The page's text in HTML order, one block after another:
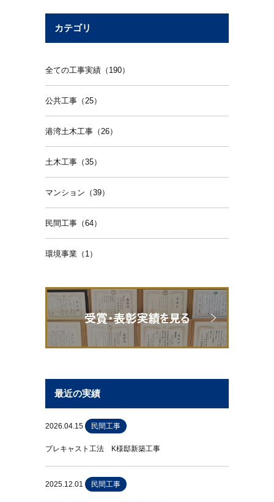
カテゴリ
全ての工事実績（190）
公共工事（25）
港湾土木工事（26）
土木工事（35）
マンション（39）
民間工事（64）
環境事業（1）
最近の実績
2026.04.15 民間工事
プレキャスト工法 K様邸新築工事
2025.12.01 民間工事